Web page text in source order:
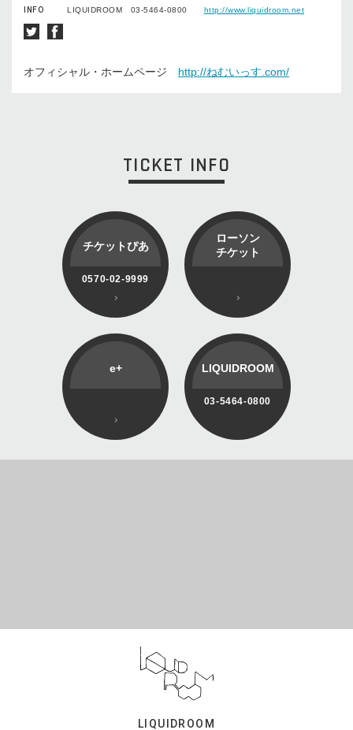
INFO
LIQUIDROOM 03-5464-0800 http://www.liquidroom.net
オフィシャル・ホームページ http://ねむいっす.com/
TICKET INFO
チケットぴあ
0570-02-9999
ローソン
チケット
e+ LIQUIDROOM
03-5464-0800
LIQUIDROOM